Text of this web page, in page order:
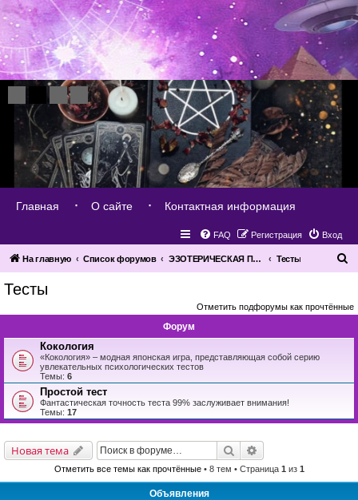
Главная О сайте Контактная информация
Вход
Регистрация
FAQ
На главную Список форумов ЭЗОТЕРИЧЕСКАЯ ПОМОЩЬ РАЗВИТИЕ - ПРАКТИКА Тесты
с
Тесты
Отметить подфорумы как прочтённые
Форум
Кокология
«Кокология» – модная японская игра, представляющая собой серию
увлекательных психологических тестов
Темы: 6
Простой тест
Фантастическая точность теста 99% заслуживает внимания!
Темы: 17
Новая тема Поиск
Отметить все темы как прочтённые• 8 тем • Страница 1 из 1
Объявления